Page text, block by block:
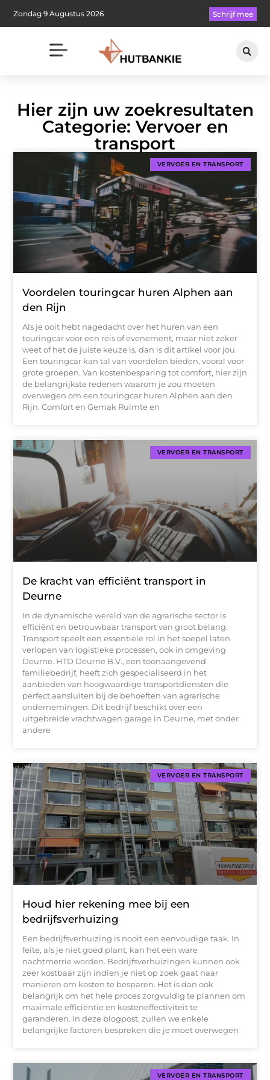
Zondag 9 Augustus 2026 Schrijf mee
Hier zijn uw zoekresultaten
Categorie: Vervoer en
transport
VERVOER EN TRANSPORT
Voordelen touringcar huren Alphen aan
den Rijn
Als je ooit hebt nagedacht over het huren van een
touringcar voor een reis of evenement, maar niet zeker
weet of het de juiste keuze is, dan is dit artikel voor jou.
Een touringcar kan tal van voordelen bieden, vooral voor
grote groepen. Van kostenbesparing tot comfort, hier zijn
de belangrijkste redenen waarom je zou moeten
overwegen om een touringcar huren Alphen aan den
Rijn. Comfort en Gemak Ruimte en
VERVOER EN TRANSPORT
De kracht van efficiënt transport in
Deurne
In de dynamische wereld van de agrarische sector is
efficiënt en betrouwbaar transport van groot belang.
Transport speelt een essentiële rol in het soepel laten
verlopen van logistieke processen, ook in omgeving
Deurne. HTD Deurne B.V., een toonaangevend
familiebedrijf, heeft zich gespecialiseerd in het
aanbieden van hoogwaardige transportdiensten die
perfect aansluiten bij de behoeften van agrarische
ondernemingen. Dit bedrijf beschikt over een
uitgebreide vrachtwagen garage in Deurne, met onder
andere
VERVOER EN TRANSPORT
Houd hier rekening mee bij een
bedrijfsverhuizing
Een bedrijfsverhuizing is nooit een eenvoudige taak. In
feite, als je niet goed plant, kan het een ware
nachtmerrie worden. Bedrijfsverhuizingen kunnen ook
zeer kostbaar zijn indien je niet op zoek gaat naar
manieren om kosten te besparen. Het is dan ook
belangrijk om het hele proces zorgvuldig te plannen om
maximale efficiëntie en kosteneffectiviteit te
garanderen. In deze blogpost, zullen we enkele
belangrijke factoren bespreken die je moet overwegen
VERVOER EN TRANSPORT